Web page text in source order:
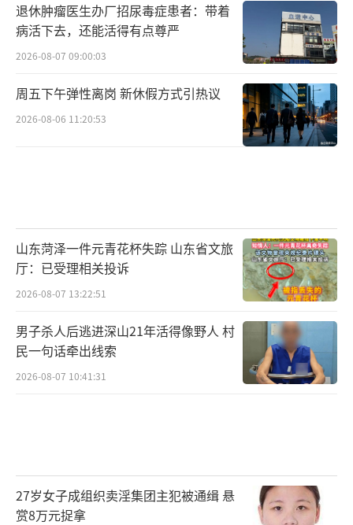
退休肿瘤医生办厂招尿毒症患者：带着
病活下去，还能活得有点尊严
2026-08-07 09:00:03
周五下午弹性离岗 新休假方式引热议
2026-08-06 11:20:53
山东菏泽一件元青花杯失踪 山东省文旅
厅：已受理相关投诉
2026-08-07 13:22:51
男子杀人后逃进深山21年活得像野人 村
民一句话牵出线索
2026-08-07 10:41:31
27岁女子成组织卖淫集团主犯被通缉 悬
赏8万元捉拿